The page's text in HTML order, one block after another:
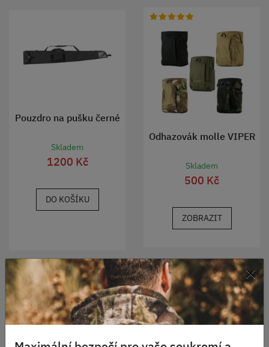
Pouzdro na pušku černé
Skladem
1200 Kč
DO KOŠÍKU
Odhazovák molle VIPER
Skladem
500 Kč
ZOBRAZIT
×